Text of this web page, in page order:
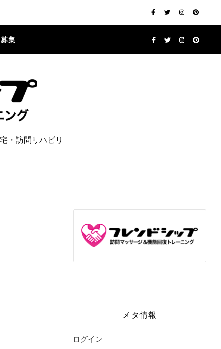
集
・訪問リハビリ
メタ情報
ログイン